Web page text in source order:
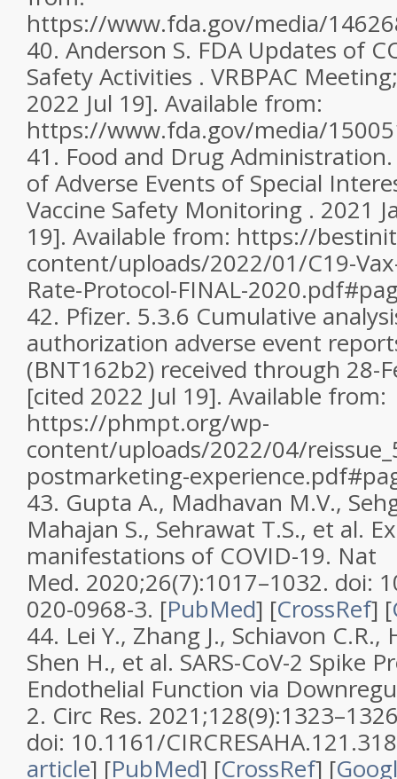
https://www.fda.gov/media/
40. Anderson S. FDA Updates of
Safety Activities . VRBPAC
2022 Jul 19]. Available from:
https://www.fda.gov/media/
41. Food and Drug
of Adverse Events of Special
Vaccine Safety Monitoring . 2021
19]. Available from: https://
content/uploads/2022/01/C19-
Rate-Protocol-FINAL-
42. Pfizer. 5.3.6 Cumulative
authorization adverse event
(BNT162b2) received through 28-
[cited 2022 Jul 19]. Available from:
https://phmpt.org/wp-
content/uploads/2022/04/
postmarketing-
43. Gupta A., Madhavan M.V.,
Mahajan S., Sehrawat T.S., et al.
manifestations of COVID-19. Nat
Med. 2020;26(7):1017–1032. doi:
020-0968-3. [PubMed] [CrossRef] [
44. Lei Y., Zhang J., Schiavon C.R.,
Shen H., et al. SARS-CoV-2 Spike
Endothelial Function via
2. Circ Res. 2021;128
doi: 10.1161/
article] [PubMed] [CrossRef] [